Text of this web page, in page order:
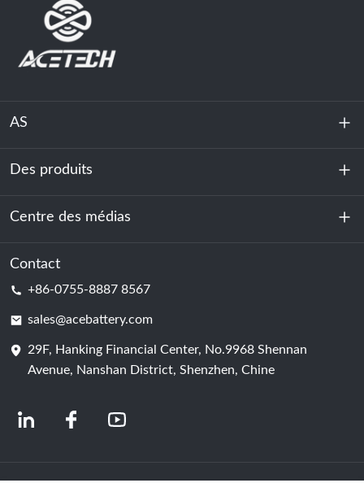
AS
À propos de nous
Durabilité
Des produits
Stockage d'énergie
Centre de données et salle des serveurs
Cellule de batterie
Centre des médias
Nouvelles
Contact
+86-0755-8887 8567
sales@acebattery.com
29F, Hanking Financial Center, No.9968 Shennan
Avenue, Nanshan District, Shenzhen, Chine